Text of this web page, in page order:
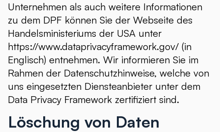
Unternehmen als auch weitere Informationen
zu dem DPF können Sie der Webseite des
Handelsministeriums der USA unter
https://www.dataprivacyframework.gov/ (in
Englisch) entnehmen. Wir informieren Sie im
Rahmen der Datenschutzhinweise, welche von
uns eingesetzten Diensteanbieter unter dem
Data Privacy Framework zertifiziert sind.
Löschung von Daten